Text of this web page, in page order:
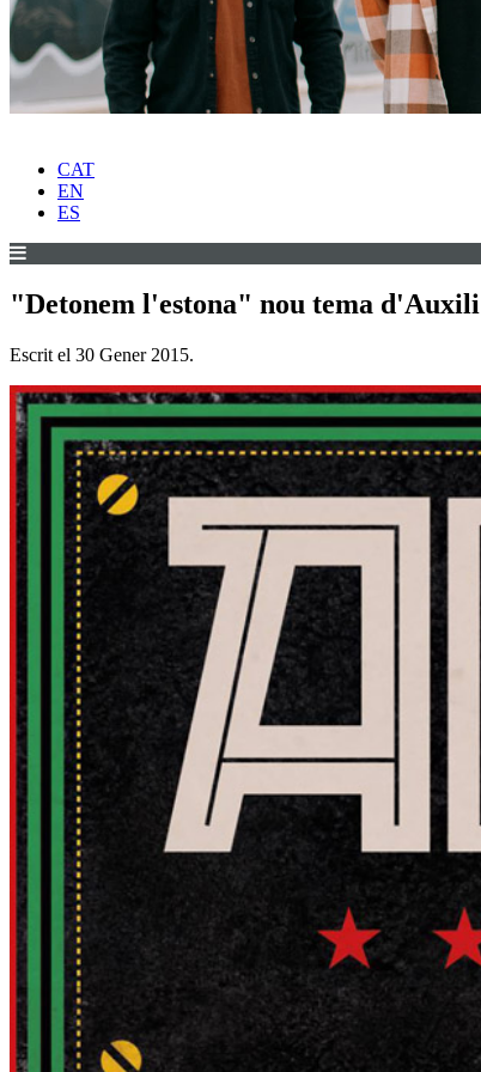
CAT
EN
ES
"Detonem l'estona" nou tema d'Auxili
Escrit el 30 Gener 2015.